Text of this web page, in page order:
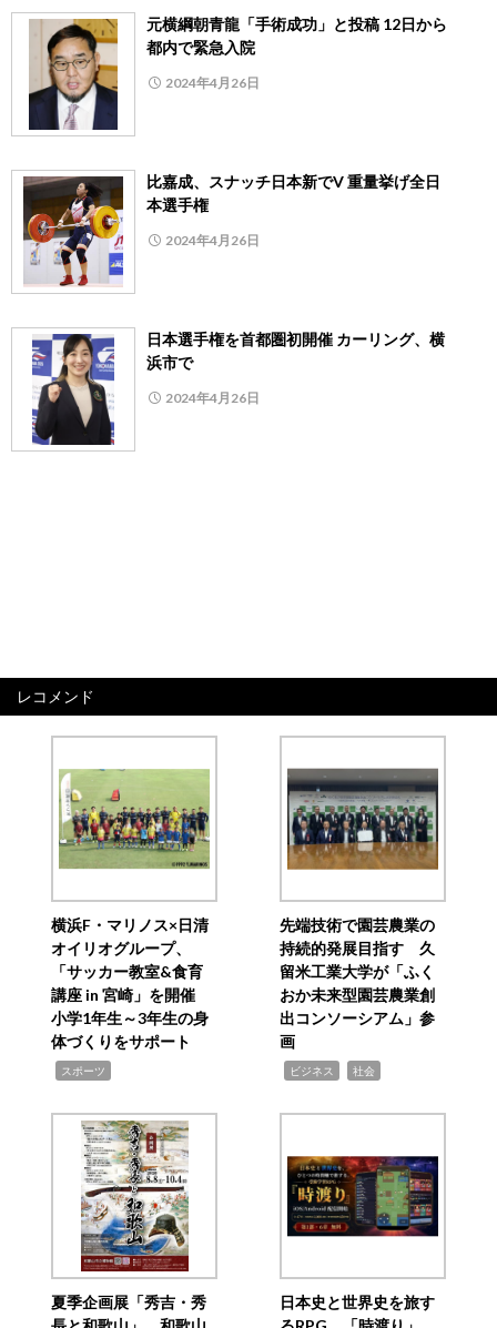
元横綱朝青龍「手術成功」と投稿 12日から
都内で緊急入院
2024年4月26日
比嘉成、スナッチ日本新でV 重量挙げ全日
本選手権
2024年4月26日
日本選手権を首都圏初開催 カーリング、横
浜市で
2024年4月26日
レコメンド
横浜F・マリノス×日清
オイリオグループ、
「サッカー教室&食育
講座 in 宮崎」を開催
小学1年生～3年生の身
体づくりをサポート
スポーツ
先端技術で園芸農業の
持続的発展目指す 久
留米工業大学が「ふく
おか未来型園芸農業創
出コンソーシアム」参
画
ビジネス 社会
夏季企画展「秀吉・秀
日本史と世界史を旅す